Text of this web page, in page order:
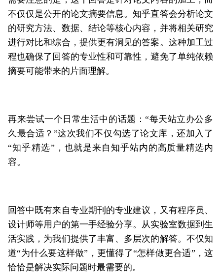
不仅仅是公开的论文摘要信息。知乎直答会分析论文
的研究方法、数据、结论等核心内容，并将相关研究
进行对比和综合，提供更有洞见的答案。这种加工过
程也确保了回答的专业性和可靠性，避免了单纯依赖
摘要可能带来的片面理解。
再来尝试一个日常生活中的话题：“每天站立办公多
久最合适？”这次我们不仅勾选了论文库，还加入了
“知乎精选”，也就是来自知乎站内的高质量精选内
容。
回答中既有来自专业期刊的专业建议，又有程序员、
设计师等用户的第一手经验分享。从实验室数据到生
活实践，为我们提供了丰富、多层次的解答。不仅知
道“为什么要这样做”，更懂得了“怎样做更合适”，这
恰恰是解决实际问题时最需要的。